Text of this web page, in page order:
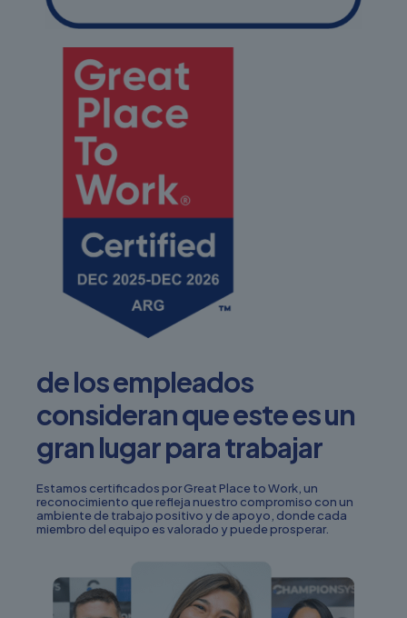
de los empleados
consideran que este es un
gran lugar para trabajar
Estamos certificados por Great Place to Work, un
reconocimiento que refleja nuestro compromiso con un
ambiente de trabajo positivo y de apoyo, donde cada
miembro del equipo es valorado y puede prosperar.